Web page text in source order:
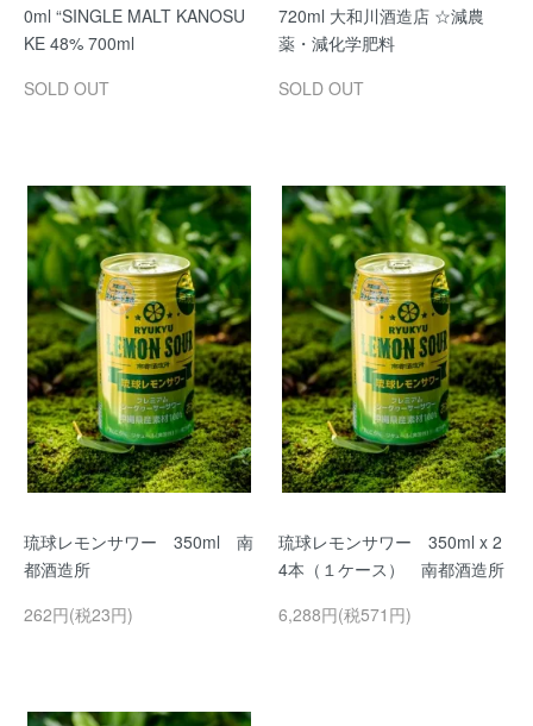
0ml “SINGLE MALT KANOSU
KE 48% 700ml
SOLD OUT
720ml 大和川酒造店 ☆減農
薬・減化学肥料
SOLD OUT
琉球レモンサワー 350ml 南
都酒造所
262円(税23円)
琉球レモンサワー 350ml x 2
4本（１ケース） 南都酒造所
6,288円(税571円)